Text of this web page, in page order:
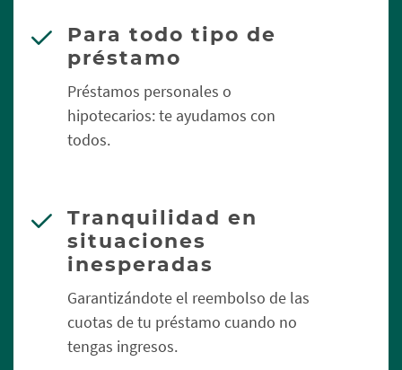
Para todo tipo de
préstamo
Préstamos personales o
hipotecarios: te ayudamos con
todos.
Tranquilidad en
situaciones
inesperadas
Garantizándote el reembolso de las
cuotas de tu préstamo cuando no
tengas ingresos.